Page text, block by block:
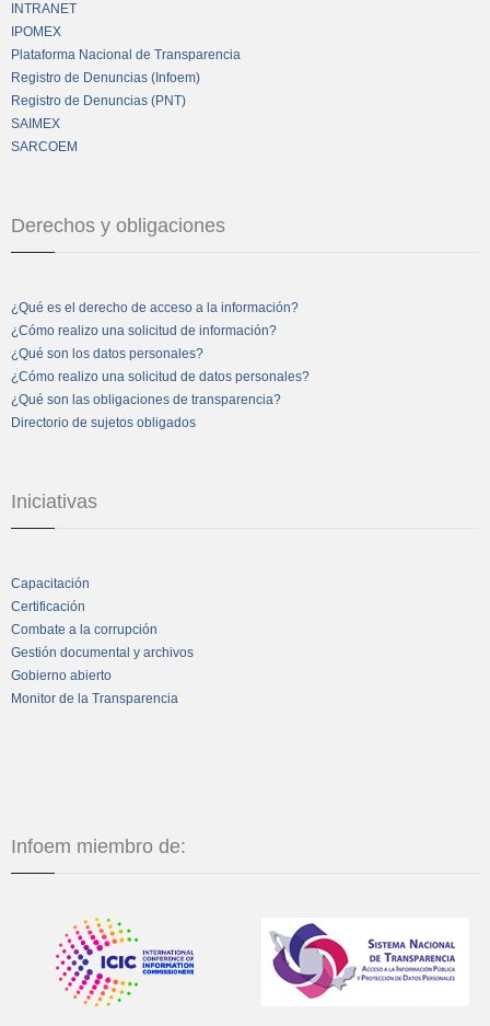
INTRANET
IPOMEX
Plataforma Nacional de Transparencia
Registro de Denuncias (Infoem)
Registro de Denuncias (PNT)
SAIMEX
SARCOEM
Derechos y obligaciones
¿Qué es el derecho de acceso a la información?
¿Cómo realizo una solicitud de información?
¿Qué son los datos personales?
¿Cómo realizo una solicitud de datos personales?
¿Qué son las obligaciones de transparencia?
Directorio de sujetos obligados
Iniciativas
Capacitación
Certificación
Combate a la corrupción
Gestión documental y archivos
Gobierno abierto
Monitor de la Transparencia
Infoem miembro de: